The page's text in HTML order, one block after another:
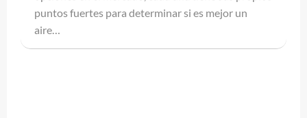
puntos fuertes para determinar si es mejor un
aire…